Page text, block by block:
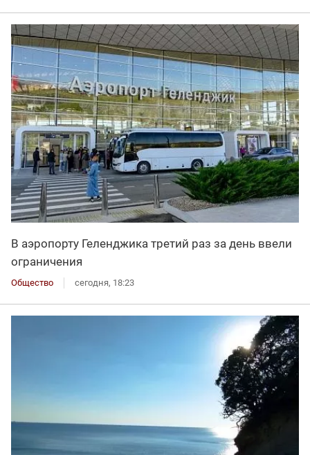
В аэропорту Геленджика третий раз за день ввели
ограничения
Общество сегодня, 18:23